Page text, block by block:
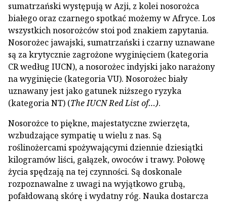
sumatrzański występują w Azji, z kolei nosorożca
białego oraz czarnego spotkać możemy w Afryce. Los
wszystkich nosorożców stoi pod znakiem zapytania.
Nosorożec jawajski, sumatrzański i czarny uznawane
są za krytycznie zagrożone wyginięciem (kategoria
CR według IUCN), a nosorożec indyjski jako narażony
na wyginięcie (kategoria VU). Nosorożec biały
uznawany jest jako gatunek niższego ryzyka
(kategoria NT) (The IUCN Red List of…).
Nosorożce to piękne, majestatyczne zwierzęta,
wzbudzające sympatię u wielu z nas. Są
roślinożercami spożywającymi dziennie dziesiątki
kilogramów liści, gałązek, owoców i trawy. Połowę
życia spędzają na tej czynności. Są doskonale
rozpoznawalne z uwagi na wyjątkowo grubą,
pofałdowaną skórę i wydatny róg. Nauka dostarcza